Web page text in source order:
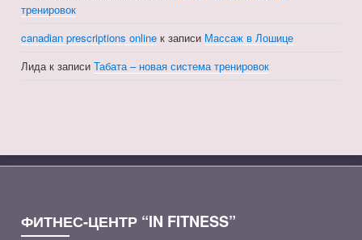
тренировок
canadian prescriptions online к записи Массаж в Лошице
Лидак записиТабата – новая система тренировок
ФИТНЕС-ЦЕНТР “IN FITNESS”